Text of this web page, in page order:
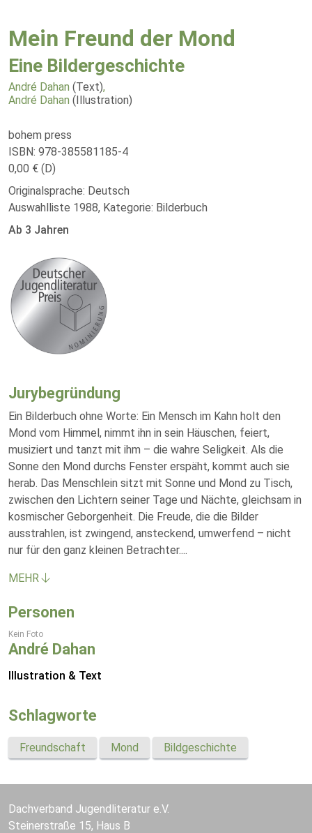
Mein Freund der Mond
Eine Bildergeschichte
André Dahan (Text),
André Dahan (Illustration)
bohem press
ISBN: 978-385581185-4
0,00 € (D)
Originalsprache: Deutsch
Auswahlliste 1988, Kategorie: Bilderbuch
Ab 3 Jahren
Jurybegründung
Ein Bilderbuch ohne Worte: Ein Mensch im Kahn holt den
Mond vom Himmel, nimmt ihn in sein Häuschen, feiert,
musiziert und tanzt mit ihm – die wahre Seligkeit. Als die
Sonne den Mond durchs Fenster erspäht, kommt auch sie
herab. Das Menschlein sitzt mit Sonne und Mond zu Tisch,
zwischen den Lichtern seiner Tage und Nächte, gleichsam in
kosmischer Geborgenheit. Die Freude, die die Bilder
ausstrahlen, ist zwingend, ansteckend, umwerfend – nicht
nur für den ganz kleinen Betrachter....
MEHR
Personen
Kein Foto
André Dahan
Illustration & Text
Schlagworte
Freundschaft Mond Bildgeschichte
Dachverband Jugendliteratur e.V.
Steinerstraße 15, Haus B